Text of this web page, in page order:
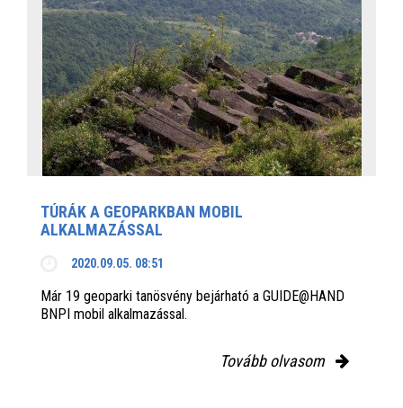
TÚRÁK A GEOPARKBAN MOBIL
ALKALMAZÁSSAL
2020.09.05. 08:51
Már 19 geoparki tanösvény bejárható a GUIDE@HAND
BNPI mobil alkalmazással.
Tovább olvasom